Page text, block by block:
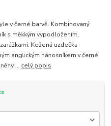
v černé barvě. Kombinovaný
s měkkým vypodložením.
Kožená uzdečka
anglickým nánosníkem v černé
... celý popis